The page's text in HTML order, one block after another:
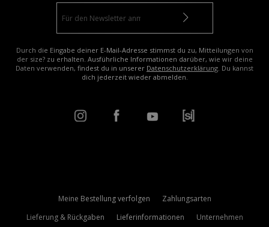
Durch die Eingabe deiner E-Mail-Adresse stimmst du zu, Mitteilungen von
der size? zu erhalten. Ausführliche Informationen darüber, wie wir deine
Daten verwenden, findest du in unserer Datenschutzerklärung. Du kannst
dich jederzeit wieder abmelden.
Meine Bestellung verfolgen
Zahlungsarten
Lieferung & Rückgaben
Lieferinformationen Unternehmen